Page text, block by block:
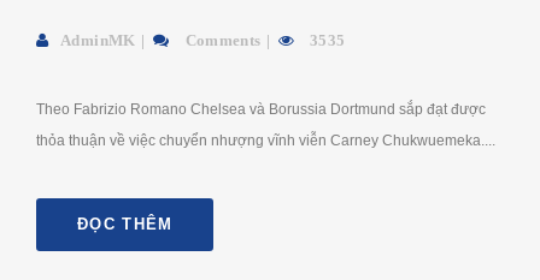
AdminMK Comments 3535
Theo Fabrizio Romano Chelsea và Borussia Dortmund sắp đạt được
thỏa thuận về việc chuyển nhượng vĩnh viễn Carney Chukwuemeka....
ĐỌC THÊM